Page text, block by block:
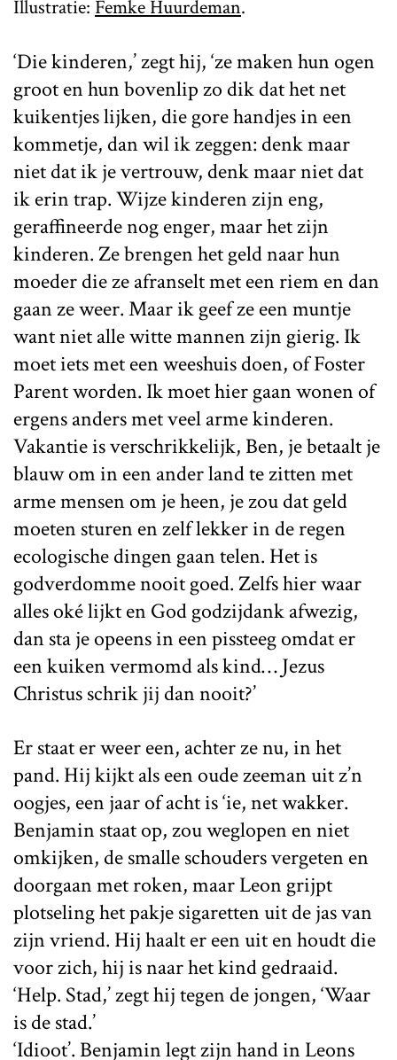
Illustratie: Femke Huurdeman.
‘Die kinderen,’ zegt hij, ‘ze maken hun ogen
groot en hun bovenlip zo dik dat het net
kuikentjes lijken, die gore handjes in een
kommetje, dan wil ik zeggen: denk maar
niet dat ik je vertrouw, denk maar niet dat
ik erin trap. Wijze kinderen zijn eng,
geraffineerde nog enger, maar het zijn
kinderen. Ze brengen het geld naar hun
moeder die ze afranselt met een riem en dan
gaan ze weer. Maar ik geef ze een muntje
want niet alle witte mannen zijn gierig. Ik
moet iets met een weeshuis doen, of Foster
Parent worden. Ik moet hier gaan wonen of
ergens anders met veel arme kinderen.
Vakantie is verschrikkelijk, Ben, je betaalt je
blauw om in een ander land te zitten met
arme mensen om je heen, je zou dat geld
moeten sturen en zelf lekker in de regen
ecologische dingen gaan telen. Het is
godverdomme nooit goed. Zelfs hier waar
alles oké lijkt en God godzijdank afwezig,
dan sta je opeens in een pissteeg omdat er
een kuiken vermomd als kind… Jezus
Christus schrik jij dan nooit?’
Er staat er weer een, achter ze nu, in het
pand. Hij kijkt als een oude zeeman uit z’n
oogjes, een jaar of acht is ‘ie, net wakker.
Benjamin staat op, zou weglopen en niet
omkijken, de smalle schouders vergeten en
doorgaan met roken, maar Leon grijpt
plotseling het pakje sigaretten uit de jas van
zijn vriend. Hij haalt er een uit en houdt die
voor zich, hij is naar het kind gedraaid.
‘Help. Stad,’ zegt hij tegen de jongen, ‘Waar
is de stad.’
‘Idioot’. Benjamin legt zijn hand in Leons